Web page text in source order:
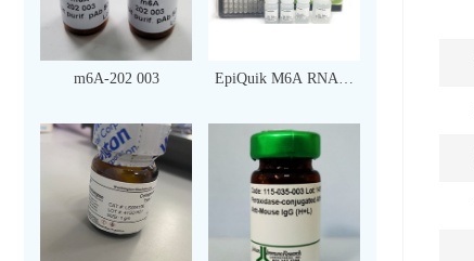
m6A-202 003
EpiQuik M6A RNA甲
（比色法）（96 次）